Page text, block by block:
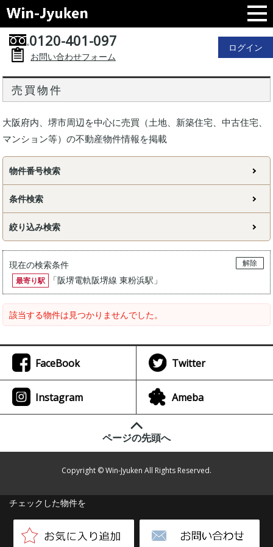
0120-401-097
お問い合わせフォーム
ログイン
売買物件
大阪府内、堺市周辺を中心に売買（土地、新築住宅、中古住宅、
マンション等）の不動産物件情報を掲載
物件番号検索
条件検索
絞り込み検索
現在の検索条件
解除
最寄り駅
「阪堺電軌阪堺線 東粉浜駅 」
該当する物件は見つかりませんでした。
チェックした物件を
FaceBook Twitter
Instagram Ameba
ページの先頭へ
Copyright © Win-Jyuken All Rights Reserved.